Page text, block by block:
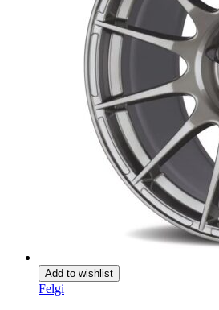
Add to wishlist
Felgi